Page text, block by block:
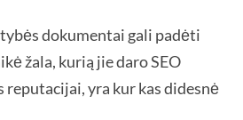
dokumentai gali padėti
žala, kurią jie daro SEO
reputacijai, yra kur kas didesnė